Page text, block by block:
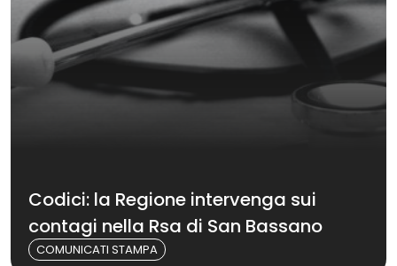
Codici: la Regione intervenga sui
contagi nella Rsa di San Bassano
COMUNICATI STAMPA